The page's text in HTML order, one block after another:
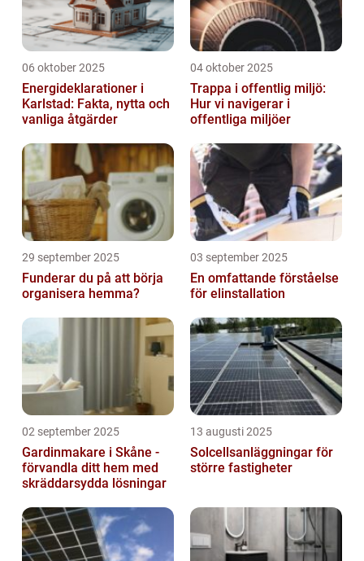
06 oktober 2025
Energideklarationer i
Karlstad: Fakta, nytta och
vanliga åtgärder
04 oktober 2025
Trappa i offentlig miljö:
Hur vi navigerar i
offentliga miljöer
29 september 2025
Funderar du på att börja
organisera hemma?
03 september 2025
En omfattande förståelse
för elinstallation
02 september 2025
Gardinmakare i Skåne -
förvandla ditt hem med
skräddarsydda lösningar
13 augusti 2025
Solcellsanläggningar för
större fastigheter